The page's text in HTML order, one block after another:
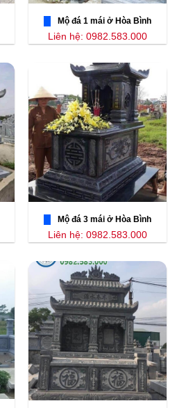
Mộ đá 1 mái ở Hòa Bình
Liên hệ: 0982.583.000
Mộ đá 3 mái ở Hòa Bình
Liên hệ: 0982.583.000